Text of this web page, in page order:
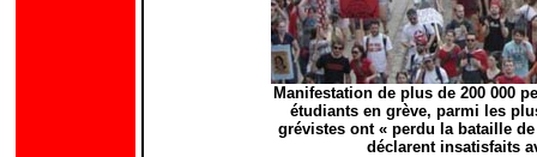
Manifestation de plus de 200 000
étudiants en grève, parmi les
grévistes ont « perdu la bataille
déclarent insatisfaits